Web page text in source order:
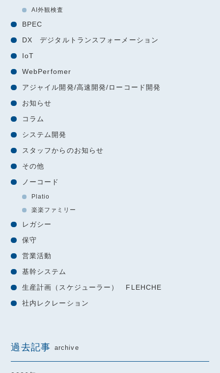
AI外観検査
BPEC
DX デジタルトランスフォーメーション
IoT
WebPerfomer
アジャイル開発/高速開発/ローコード開発
お知らせ
コラム
システム開発
スタッフからのお知らせ
その他
ノーコード
Platio
楽楽ファミリー
レガシー
保守
営業活動
基幹システム
生産計画（スケジューラー） FLEHCHE
社内レクレーション
過去記事 archive